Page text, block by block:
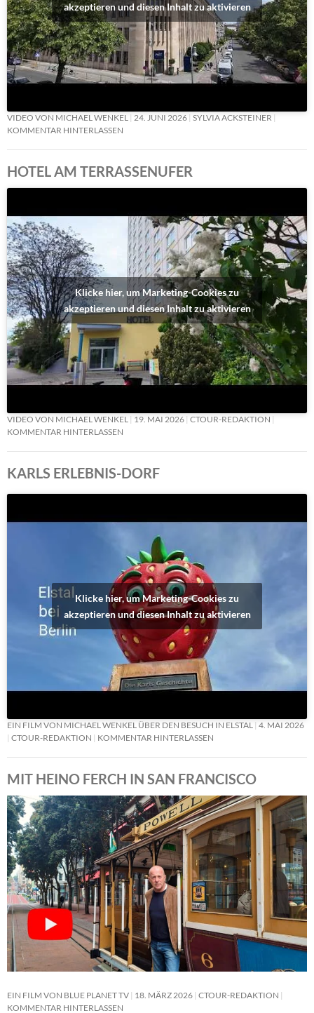
akzeptieren und diesen Inhalt zu aktivieren
VIDEO VON MICHAEL WENKEL 24. JUNI 2026 SYLVIA ACKSTEINER
KOMMENTAR HINTERLASSEN
HOTEL AM TERRASSENUFER
Klicke hier, um Marketing-Cookies zu
akzeptieren und diesen Inhalt zu aktivieren
VIDEO VON MICHAEL WENKEL 19. MAI 2026 CTOUR-REDAKTION
KOMMENTAR HINTERLASSEN
KARLS ERLEBNIS-DORF
Klicke hier, um Marketing-Cookies zu
akzeptieren und diesen Inhalt zu aktivieren
EIN FILM VON MICHAEL WENKEL ÜBER DEN BESUCH IN ELSTAL
4. MAI 2026
CTOUR-REDAKTION
KOMMENTAR HINTERLASSEN
MIT HEINO FERCH IN SAN FRANCISCO
EIN FILM VON BLUE PLANET TV 18. MÄRZ 2026 CTOUR-REDAKTION
KOMMENTAR HINTERLASSEN